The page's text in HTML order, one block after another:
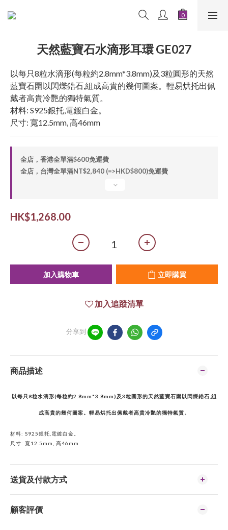
天然藍寶石水滴形耳環 GE027
以每只8粒水滴形(每粒約2.8mm*3.8mm)及3粒圓形的天然
藍寶石圍以閃爍鋯石,組成高貴的幾何圖案。輕易烘托出佩
戴者高貴冷艷的獨特氣質。
材料: S925銀托,電鍍白金。
尺寸: 寬12.5mm, 高46mm
全店，香港全單滿$600免運費
全店，台灣全單滿NT$2,840 (=>HKD$800)免運費
HK$1,268.00
加入購物車 立即購買
加入追蹤清單
分享到
商品描述
以每只8粒水滴形(每粒約2.8mm*3.8mm)及3粒圓形的天然藍寶石圍以閃爍鋯石,組
成高貴的幾何圖案。輕易烘托出佩戴者高貴冷艷的獨特氣質。
材料: S925銀托,電鍍白金。
尺寸: 寬12.5mm, 高46mm
送貨及付款方式
顧客評價